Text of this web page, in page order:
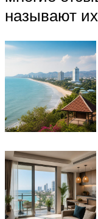
называют